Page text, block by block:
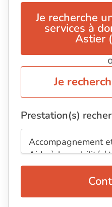
Je recherche
services à
Astier
Je
Prestation(s)